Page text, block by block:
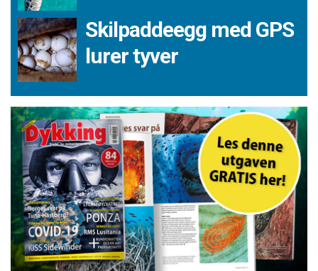
Skilpaddeegg med GPS
lurer tyver